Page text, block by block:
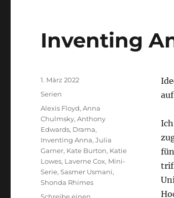
Inventing
Veröffentlicht
1. März 2022
Kategorien
Serien
Schlagwörter
Alexis Floyd,Anna
Chulmsky,Anthony
Edwards, Drama,
Inventing Anna,Julia
Garner, Kate Burton, Katie
Lowes, Laverne Cox, Mini-
Serie,Sasmer Usmani,
Shonda Rhimes